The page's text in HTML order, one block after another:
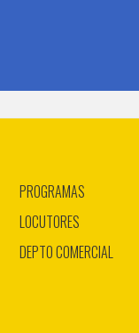
PROGRAMAS
LOCUTORES
DEPTO COMERCIAL